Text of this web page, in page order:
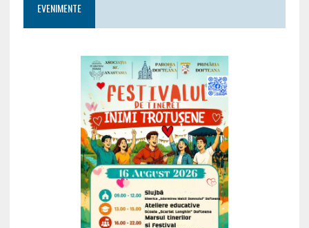
EVENIMENTE